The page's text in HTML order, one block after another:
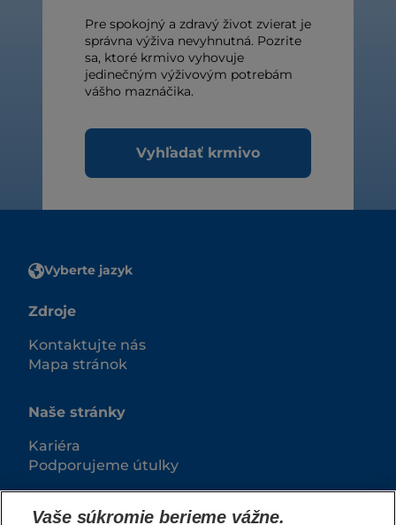
Pre spokojný a zdravý život zvierat je
správna výživa nevyhnutná. Pozrite
sa, ktoré krmivo vyhovuje
jedinečným výživovým potrebám
vášho maznáčika.
Vyhľadať krmivo
Vyberte jazyk
Zdroje
Kontaktujte nás
Mapa stránok
Naše stránky
Kariéra
Podporujeme útulky
Vaše súkromie berieme vážne.